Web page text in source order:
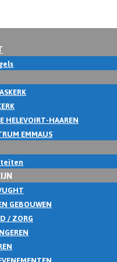
HELEVOIRT-HAAREN
EMMAUS
GEBOUWEN
/ ZORG